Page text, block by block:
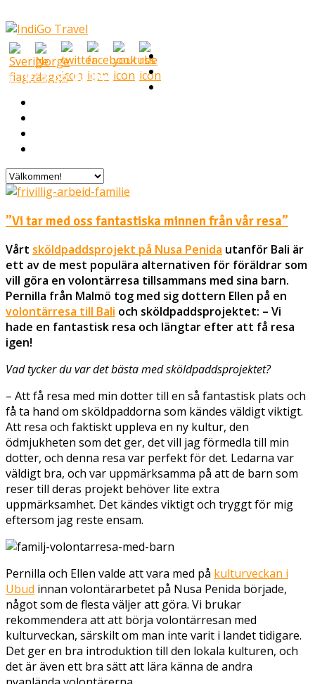
076-56 03 844
”Vi tar med oss fantastiska minnen från vår resa”
Vårt sköldpaddsprojekt på Nusa Penida utanför Bali är
ett av de mest populära alternativen för föräldrar som
vill göra en volontärresa tillsammans med sina barn.
Pernilla från Malmö tog med sig dottern Ellen på en
volontärresa till Bali och sköldpaddsprojektet: – Vi
hade en fantastisk resa och längtar efter att få resa
igen!
Vad tycker du var det bästa med sköldpaddsprojektet?
– Att få resa med min dotter till en så fantastisk plats och
få ta hand om sköldpaddorna som kändes väldigt viktigt.
Att resa och faktiskt uppleva en ny kultur, den
ödmjukheten som det ger, det vill jag förmedla till min
dotter, och denna resa var perfekt för det. Ledarna var
väldigt bra, och var uppmärksamma på att de barn som
reser till deras projekt behöver lite extra
uppmärksamhet. Det kändes viktigt och tryggt för mig
eftersom jag reste ensam.
Pernilla och Ellen valde att vara med på kulturveckan i
Ubud innan volontärarbetet på Nusa Penida började,
något som de flesta väljer att göra. Vi brukar
rekommendera att att börja volontärresan med
kulturveckan, särskilt om man inte varit i landet tidigare.
Det ger en bra introduktion till den lokala kulturen, och
det är även ett bra sätt att lära känna de andra